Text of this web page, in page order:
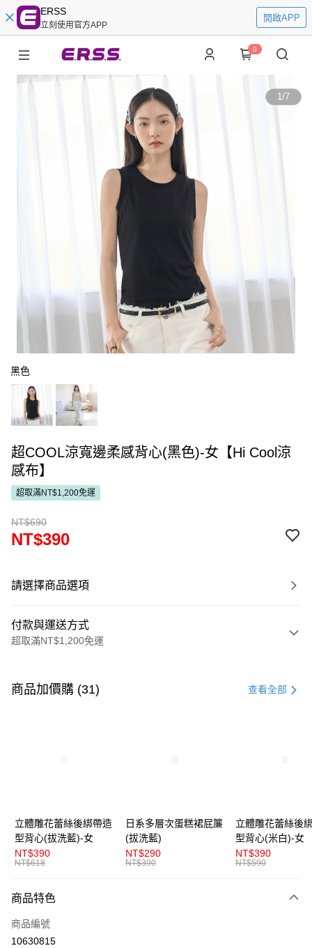
ERSS
立刻使用官方APP
開啟APP
0
1/7
黑色
超COOL涼寬邊柔感背心(黑色)-女【Hi Cool涼
感布】
超取滿NT$1,200免運
NT$690
NT$390
請選擇商品選項
付款與運送方式
超取滿NT$1,200免運
信用卡一次付款
悠遊付
AFTEE先享後付
相關說明
便利好安心！
２．便利：只要手機號碼，簡訊認證，即可結帳。
３．安心：先確認商品／服務後，再付款。
運送方式
全家取貨付款
商品加價購 (31) 查看全部
立體雕花蕾絲後綁帶造
型背心(拔洗藍)-女
NT$390
NT$618
日系多層次蛋糕裙屁簾
(拔洗藍)
NT$290
NT$390
立體雕花蕾絲後
型背心(米白)-女
NT$390
NT$590
商品特色
商品編號
10630815